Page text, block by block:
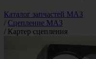
Каталог запчастей МАЗ
/ Сцепление МАЗ
/ Картер сцепления